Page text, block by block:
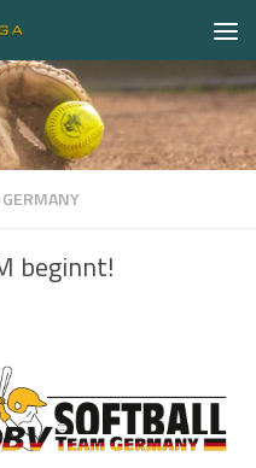
beginnt!